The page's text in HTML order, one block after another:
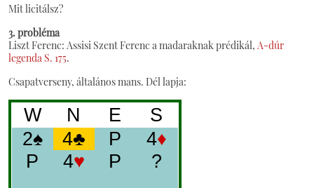
Mit licitálsz?
3. probléma
Liszt Ferenc: Assisi Szent Ferenc a madaraknak prédikál, A-dúr
legenda S. 175.
Csapatverseny, általános mans. Dél lapja: